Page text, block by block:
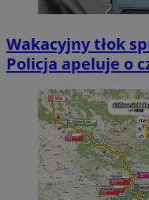
Wakacyjny tłok
Policja apeluje o